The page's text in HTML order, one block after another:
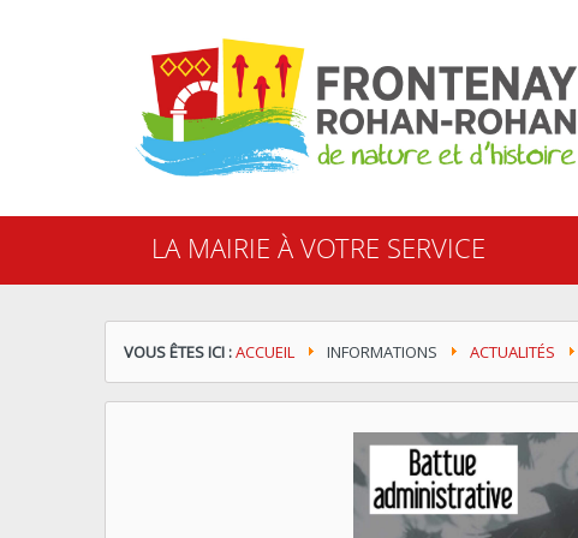
LA MAIRIE À VOTRE SERVICE
VOUS ÊTES ICI :ACCUEIL INFORMATIONS ACTUALITÉS